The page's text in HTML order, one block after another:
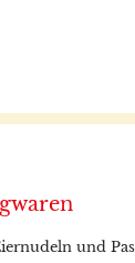
und